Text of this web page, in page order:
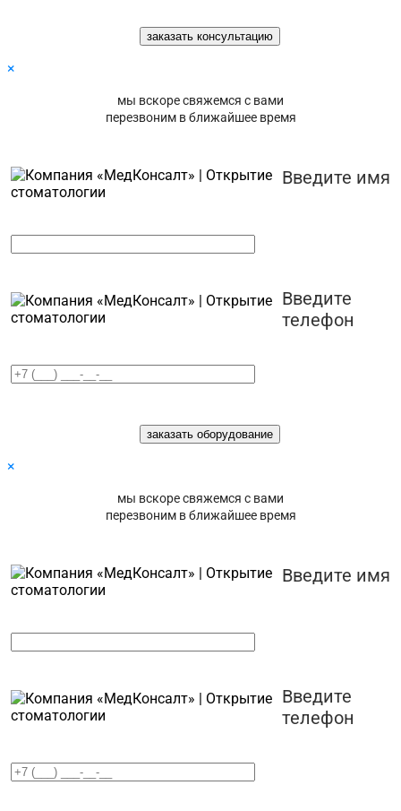
×
мы вскоре свяжемся с вами
перезвоним в ближайшее время
Введите имя
Введите
телефон
×
мы вскоре свяжемся с вами
перезвоним в ближайшее время
Введите имя
Введите
телефон